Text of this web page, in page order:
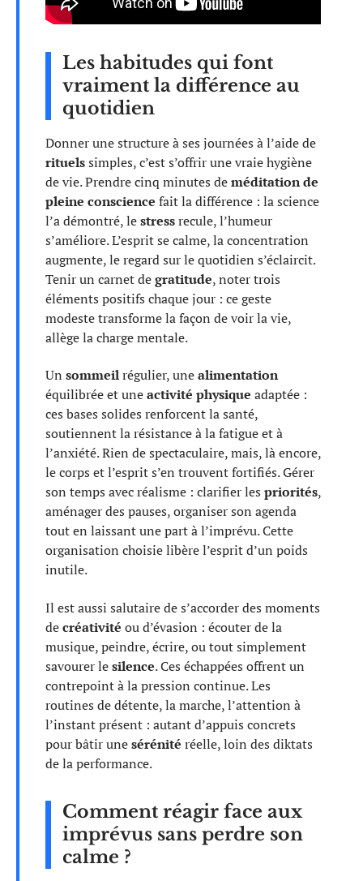
Les habitudes qui font
vraiment la différence au
quotidien
Donner une structure à ses journées à l’aide de
rituelssimples, c’est s’offrir une vraie hygiène
de vie. Prendre cinq minutes deméditation de
pleine conscience fait la différence : la science
l’a démontré, lestressrecule, l’humeur
s’améliore. L’esprit se calme, la concentration
augmente, le regard sur le quotidien s’éclaircit.
Tenir un carnet degratitude, noter trois
éléments positifs chaque jour : ce geste
modeste transforme la façon de voir la vie,
allège la charge mentale.
Un sommeilrégulier, unealimentation
équilibrée et uneactivité physique adaptée :
ces bases solides renforcent la santé,
soutiennent la résistance à la fatigue et à
l’anxiété. Rien de spectaculaire, mais, là encore,
le corps et l’esprit s’en trouvent fortifiés. Gérer
son temps avec réalisme : clarifier les priorités,
aménager des pauses, organiser son agenda
tout en laissant une part à l’imprévu. Cette
organisation choisie libère l’esprit d’un poids
inutile.
Il est aussi salutaire de s’accorder des moments
decréativité ou d’évasion : écouter de la
musique, peindre, écrire, ou tout simplement
savourer lesilence. Ces échappées offrent un
contrepoint à la pression continue. Les
routines de détente, la marche, l’attention à
l’instant présent : autant d’appuis concrets
pour bâtir unesérénité réelle, loin des diktats
de la performance.
Comment réagir face aux
imprévus sans perdre son
calme ?